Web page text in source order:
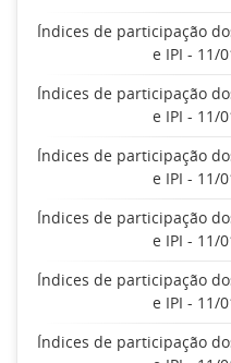
Índices de participação
e IPI - 11/
Índices de participação
e IPI - 11/
Índices de participação
e IPI - 11/
Índices de participação
e IPI - 11/
Índices de participação
e IPI - 11/
Índices de participação